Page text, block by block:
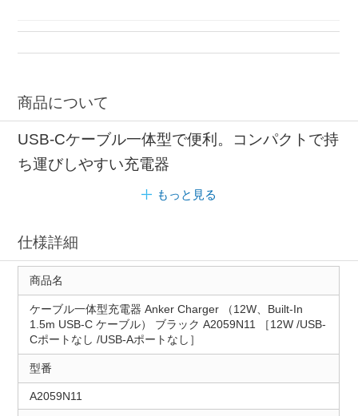
商品について
USB-Cケーブル一体型で便利。コンパクトで持
ち運びしやすい充電器
もっと見る
仕様詳細
商品名
ケーブル一体型充電器 Anker Charger （12W、Built-In
1.5m USB-C ケーブル） ブラック A2059N11 ［12W /USB-
Cポートなし /USB-Aポートなし］
型番
A2059N11